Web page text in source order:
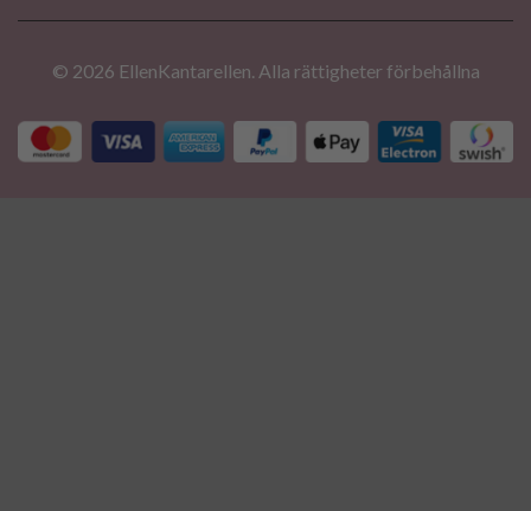
© 2026 EllenKantarellen. Alla rättigheter förbehållna